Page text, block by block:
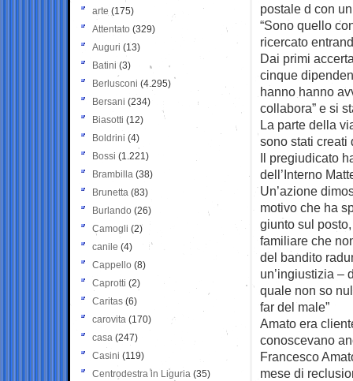
postale d con
“Sono quello
ricercato
Dai primi
cinque
hanno hanno
collabora” e si
La parte della
sono stati creati
Il pregiudicato
dell’Interno
Un’azione
motivo che ha
giunto sul
familiare che
del bandito
un’ingiustizia –
quale non so
far del male”
Amato era
conoscevano
Francesco
mese di
arte (175)
Attentato (329)
Auguri (13)
Batini (3)
Berlusconi (4.295)
Bersani (234)
Biasotti (12)
Boldrini (4)
Bossi (1.221)
Brambilla (38)
Brunetta (83)
Burlando (26)
Camogli (2)
canile (4)
Cappello (8)
Caprotti (2)
Caritas (6)
carovita (170)
casa (247)
Casini (119)
Centrodestra in Liguria (35)